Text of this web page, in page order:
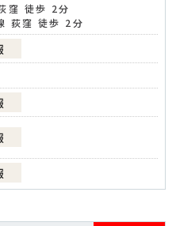
窪 徒歩 2分
荻窪 徒歩 2分